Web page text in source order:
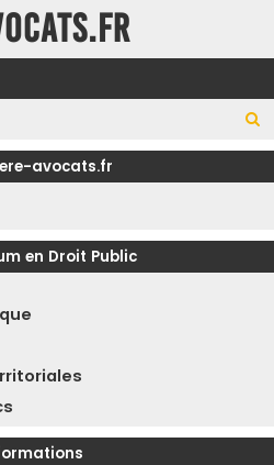
e
avocats.fr
en Droit Public